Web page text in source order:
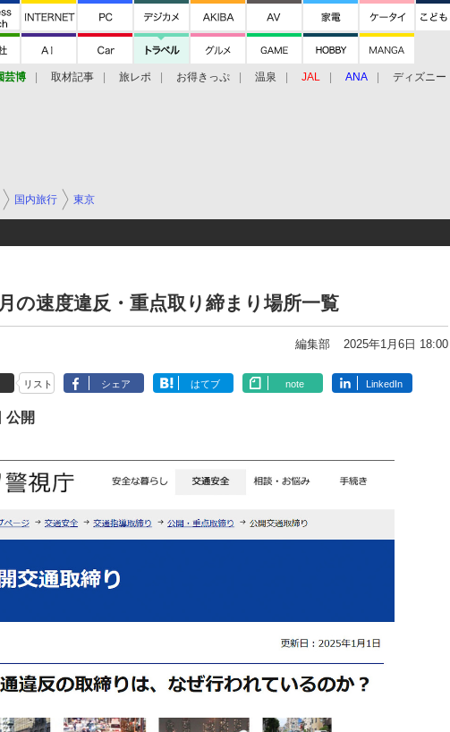
芸博 取材記事 旅レポ お得きっぷ 温泉 JAL ANA ディズニー
国内旅行 東京
の速度違反・重点取り締まり場所一覧
編集部 2025年1月6日 18:00
リスト シェア はてブ note LinkedIn
公開